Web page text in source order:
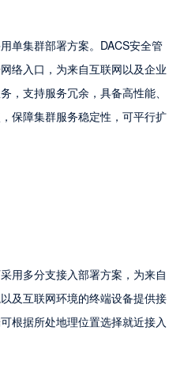
单集群部署方案。DACS安全管
络入口，为来自互联网以及企业
，支持服务冗余，具备高性能、
保障集群服务稳定性，可平行扩
用多分支接入部署方案，为来自
及互联网环境的终端设备提供接
根据所处地理位置选择就近接入